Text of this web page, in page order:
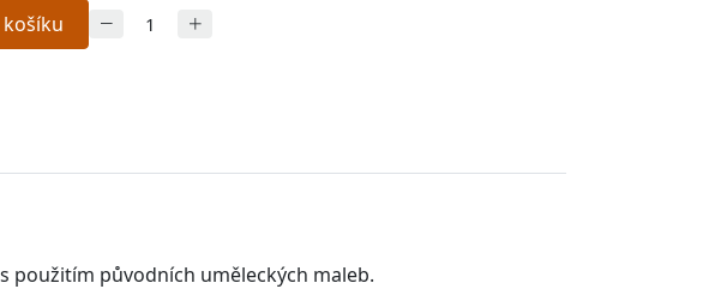
košíku
s použitím původních uměleckých maleb.